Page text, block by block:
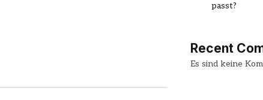
passt?
Recent
Es sind keine